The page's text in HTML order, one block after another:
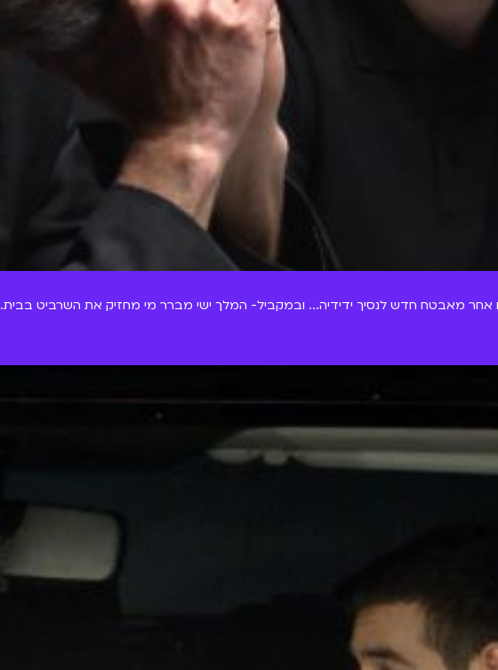
אחר מאבטח חדש לנסיך ידידיה... ובמקביל- המלך ישי מברר מי מחזיק את השרביט בבית.